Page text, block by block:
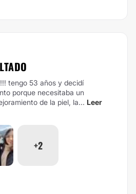
tengo 53 años y decidí
porque necesitaba un
de la piel, la... Leer
+2